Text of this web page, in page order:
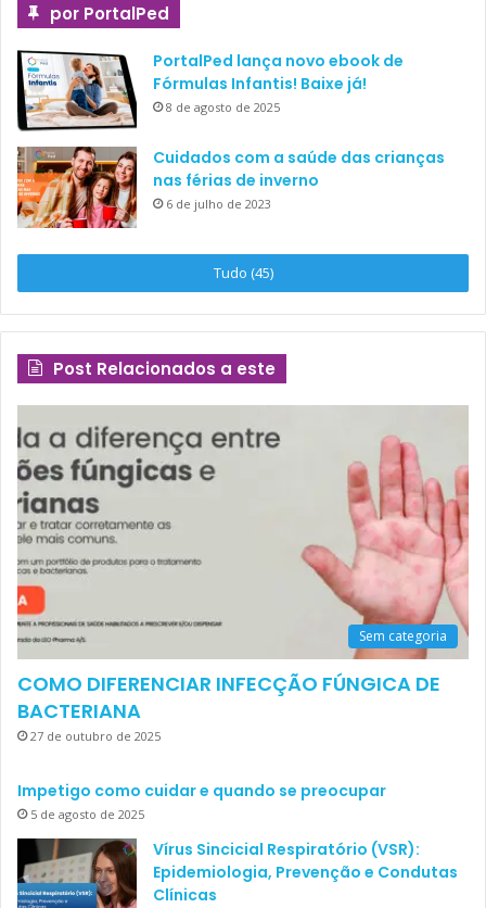
por PortalPed
PortalPed lança novo ebook de
Fórmulas Infantis! Baixe já!
8 de agosto de 2025
Cuidados com a saúde das crianças
nas férias de inverno
6 de julho de 2023
Tudo (45)
Post Relacionados a este
Sem categoria
COMO DIFERENCIAR INFECÇÃO FÚNGICA DE
BACTERIANA
27 de outubro de 2025
Impetigo como cuidar e quando se preocupar
5 de agosto de 2025
Vírus Sincicial Respiratório (VSR):
Epidemiologia, Prevenção e Condutas
Clínicas